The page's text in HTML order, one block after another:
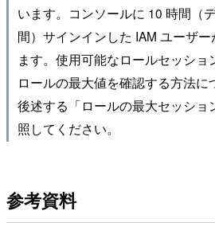
います。コンソールに 10 時間（
間）サインインした IAM ユーザ
ます。使用可能なロールセッショ
ロールの最大値を確認する方法
後述する「ロールの最大セッショ
照してください。
参考資料